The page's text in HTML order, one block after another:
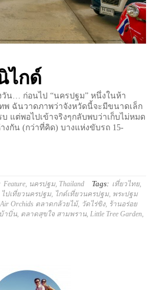
ไกด์
น… ก่อนไป “นครปฐม” หนึ่งในห้า
พ ฉันวาดภาพว่าจังหวัดนี้จะมีขนาดเล็ก
บ แต่พอไปเข้าจริงๆกลับพบว่าเก็บไม่หมด
งกัน (กว่าที่คิด) บางแห่งขับรถ 15-
Feature, นครปฐม, Thailand Tags: เที่ยวไทย,
ไปเที่ยวนครปฐม, ไกด์เที่ยวนครปฐม, พระปฐม
Air Orchids ตลาดกล้วยไม้, วัดไร่ขิง, ร้านอร่อย
บ้าบิ่น, ตลาดสุขใจ สามพราน,Little Tree Garden,